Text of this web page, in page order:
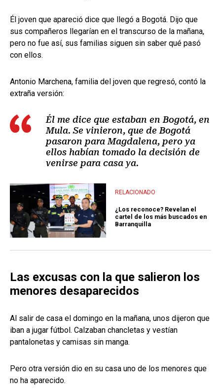
Él joven que apareció dice que llegó a Bogotá. Dijo que
sus compañeros llegarían en el transcurso de la mañana,
pero no fue así, sus familias siguen sin saber qué pasó
con ellos.
Antonio Marchena, familia del joven que regresó, contó la
extraña versión:
Él me dice que estaban en Bogotá, en
Mula. Se vinieron, que de Bogotá
pasaron para Magdalena, pero ya
ellos habían tomado la decisión de
venirse para casa ya.
RELACIONADO
¿Los reconoce? Revelan el
cartel de los más buscados en
Barranquilla
Las excusas con la que salieron los
menores desaparecidos
Al salir de casa el domingo en la mañana, unos dijeron que
iban a jugar fútbol. Calzaban chancletas y vestían
pantalonetas y camisas sin manga.
Pero otra versión dio en su casa uno de los menores que
no ha aparecido.